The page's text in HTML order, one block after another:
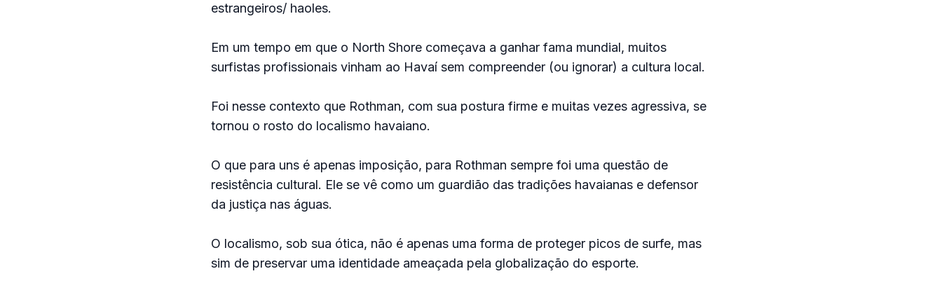
estrangeiros/ haoles.
Em um tempo em que o North Shore começava a ganhar fama mundial, muitos
surfistas profissionais vinham ao Havaí sem compreender (ou ignorar) a cultura local.
Foi nesse contexto que Rothman, com sua postura firme e muitas vezes agressiva, se
tornou o rosto do localismo havaiano.
O que para uns é apenas imposição, para Rothman sempre foi uma questão de
resistência cultural. Ele se vê como um guardião das tradições havaianas e defensor
da justiça nas águas.
O localismo, sob sua ótica, não é apenas uma forma de proteger picos de surfe, mas
sim de preservar uma identidade ameaçada pela globalização do esporte.